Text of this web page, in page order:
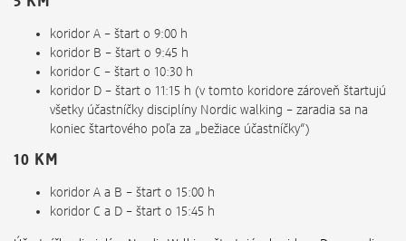
koridor A – štart o 9:00 h
koridor B – štart o 9:45 h
koridor C – štart o 10:30 h
koridor D – štart o 11:15 h (v tomto koridore zároveň štartujú
všetky účastníčky disciplíny Nordic walking – zaradia sa na
koniec štartového poľa za „bežiace účastníčky“)
10 KM
koridor A a B – štart o 15:00 h
koridor C a D – štart o 15:45 h